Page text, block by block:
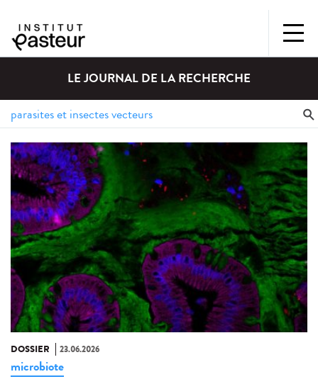
LE JOURNAL DE LA RECHERCHE
DOSSIER 23.06.2026
microbiote